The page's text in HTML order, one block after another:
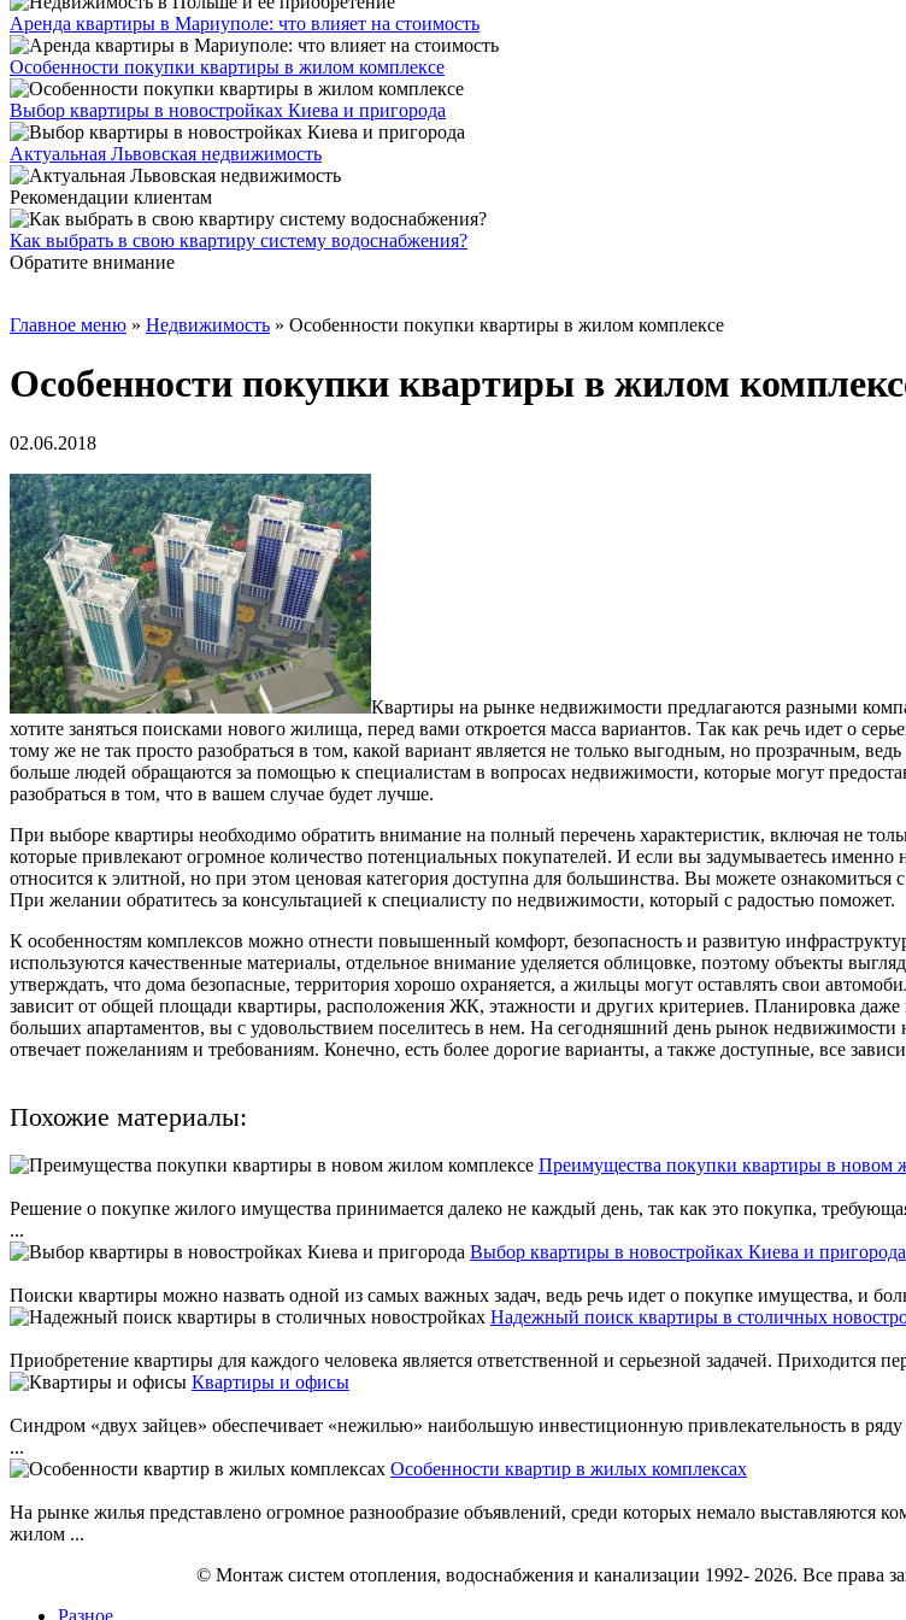
Аренда квартиры в Мариуполе: что влияет на стоимость
Особенности покупки квартиры в жилом комплексе
Выбор квартиры в новостройках Киева и пригорода
Актуальная Львовская недвижимость
Рекомендации клиентам
Как выбрать в свою квартиру систему водоснабжения?
Обратите внимание
Главное меню » Недвижимость » Особенности покупки квартиры в жилом комплексе
Особенности покупки квартиры в жилом
02.06.2018
Квартиры на рынке недвижимости предлагаются разными
хотите заняться поисками нового жилища, перед вами откроется масса вариантов. Так как речь идет о
тому же не так просто разобраться в том, какой вариант является не только выгодным, но прозрачным,
больше людей обращаются за помощью к специалистам в вопросах недвижимости, которые могут
разобраться в том, что в вашем случае будет лучше.
При выборе квартиры необходимо обратить внимание на полный перечень характеристик, включая не
которые привлекают огромное количество потенциальных покупателей. И если вы задумываетесь
относится к элитной, но при этом ценовая категория доступна для большинства. Вы можете ознакомиться
При желании обратитесь за консультацией к специалисту по недвижимости, который с радостью поможет.
К особенностям комплексов можно отнести повышенный комфорт, безопасность и развитую
используются качественные материалы, отдельное внимание уделяется облицовке, поэтому объекты
утверждать, что дома безопасные, территория хорошо охраняется, а жильцы могут оставлять свои
зависит от общей площади квартиры, расположения ЖК, этажности и других критериев. Планировка
больших апартаментов, вы с удовольствием поселитесь в нем. На сегодняшний день рынок недвижимости
отвечает пожеланиям и требованиям. Конечно, есть более дорогие варианты, а также доступные, все
Похожие материалы:
Преимущества покупки квартиры в новом
Решение о покупке жилого имущества принимается далеко не каждый день, так как это покупка,
...
Выбор квартиры в новостройках Киева и пригорода
Поиски квартиры можно назвать одной из самых важных задач, ведь речь идет о покупке имущества, и
Надежный поиск квартиры в столичных
Приобретение квартиры для каждого человека является ответственной и серьезной задачей. Приходится
Квартиры и офисы
Синдром «двух зайцев» обеспечивает «нежилью» наибольшую инвестиционную привлекательность в
...
Особенности квартир в жилых комплексах
На рынке жилья представлено огромное разнообразие объявлений, среди которых немало
жилом ...
© Монтаж систем отопления, водоснабжения и канализации 1992- 2026. Все права
Разное